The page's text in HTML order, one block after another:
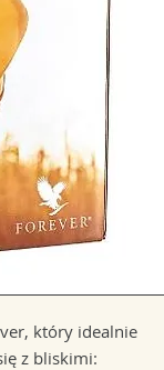
który idealnie
z bliskimi: